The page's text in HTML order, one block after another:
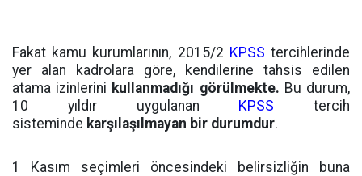
Fakat kamu kurumlarının, 2015/2 KPSS tercihlerinde
yer alan kadrolara göre, kendilerine tahsis edilen
atama izinlerini kullanmadığı görülmekte. Bu durum,
10 yıldır uygulanan KPSS tercih
sisteminde karşılaşılmayan bir durumdur.
1 Kasım seçimleri öncesindeki belirsizliğin buna